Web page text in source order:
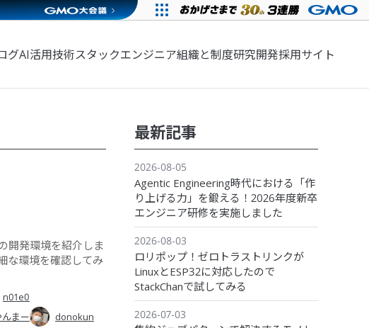
グAI活用技術スタックエンジニア組織と制度研究開発採用サイト
開発環境を紹介しま
な環境を確認してみ
n01e0
んまー
donokun
最新記事
2026-08-05
Agentic Engineering時代における「作
り上げる力」を鍛える！2026年度新卒
エンジニア研修を実施しました
2026-08-03
ロリポップ！ゼロトラストリンクが
LinuxとESP32に対応したので
StackChanで試してみる
2026-07-03